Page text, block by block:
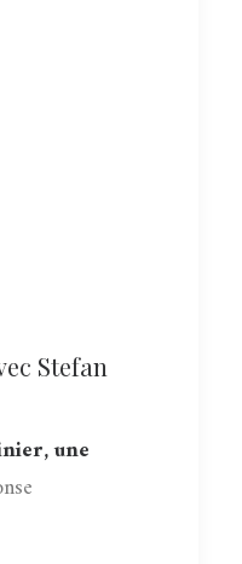
Stefan
une